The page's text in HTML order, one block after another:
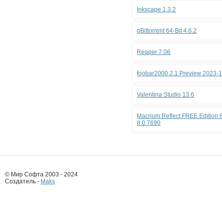
Inkscape 1.3.2
qBittorrent 64-Bit 4.6.2
Reaper 7.06
foobar2000 2.1 Preview 2023-
Valentina Studio 13.6
Macrium Reflect FREE Edition
8.0.7690
© Мир Софта 2003 - 2024
Создатель - Maks